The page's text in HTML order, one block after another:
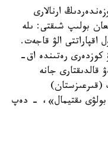
ارنالارى
بولىپ شىقتى: ىلە
اقپاراتتى الۋ قاجەت.
كوزدەرى رەتىندە اق-
جانە
(قىرعىزستان)
بولۋى ىقتيمال»، - دەپ